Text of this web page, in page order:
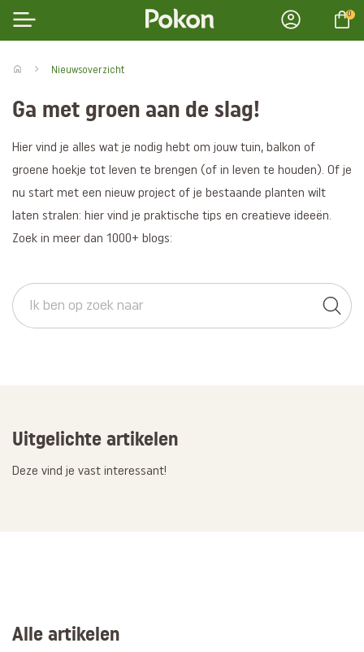
0
Ga met groen aan de slag!
Hier vind je alles wat je nodig hebt om jouw tuin, balkon of
groene hoekje tot leven te brengen (of in leven te houden). Of je
nu start met een nieuw project of je bestaande planten wilt
laten stralen: hier vind je praktische tips en creatieve ideeën.
Zoek in meer dan 1000+ blogs:
Nieuwsoverzicht
Uitgelichte artikelen
Deze vind je vast interessant!
Alle artikelen